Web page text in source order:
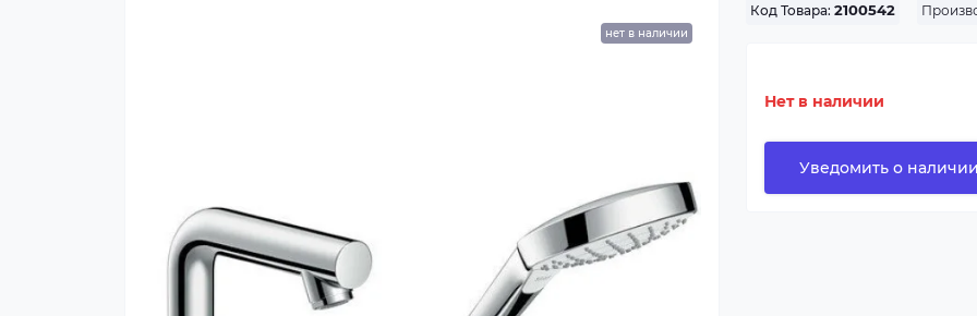
нет в наличии
Код Товара: 2100542
Нет в наличии
Уведомить о